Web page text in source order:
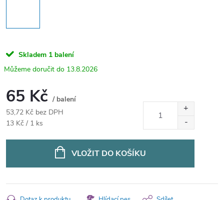
Skladem 1 balení
13.8.2026
65 Kč / balení
53,72 Kč bez DPH
Měrná
13 Kč / 1 ks
VLOŽIT DO KOŠÍKU